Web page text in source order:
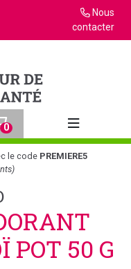
Nous
contacter
0
Afficher la
le code PREMIERE5
POT 50 G